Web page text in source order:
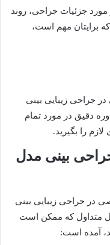
مورد جزئیات جراحی، روند
برایتان مهم است،
جراحی زیبایی بینی
دقیق در مورد تمام
را بگیرید.
بینی مدل
در جراحی زیبایی بینی
متداول که ممکن است
آمده است: